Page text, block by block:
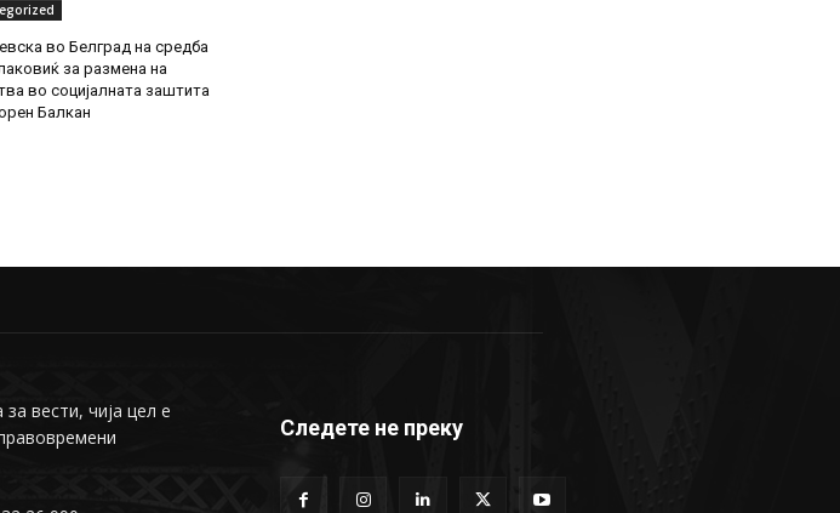
во Белград на средба
за размена на
во социјалната заштита
Балкан
вести, чија цел е
Следете не преку